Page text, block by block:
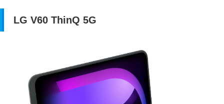
LG V60 ThinQ 5G